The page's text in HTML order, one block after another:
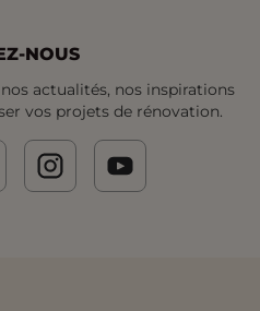
NOUS
actualités, nos inspirations
vos projets de rénovation.